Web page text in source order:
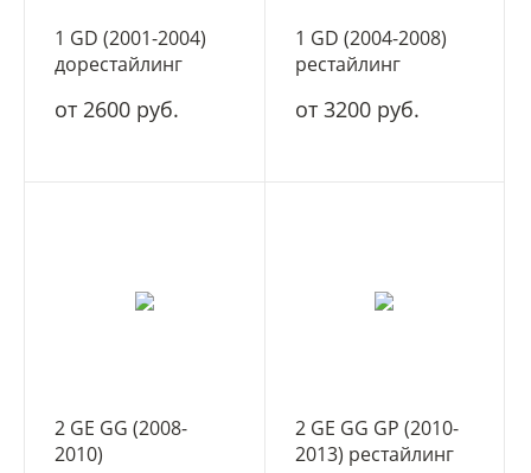
1 GD (2001-2004)
дорестайлинг
от 2600 руб.
1 GD (2004-2008)
рестайлинг
от 3200 руб.
2 GE GG (2008-
2010)
2 GE GG GP (2010-
2013) рестайлинг